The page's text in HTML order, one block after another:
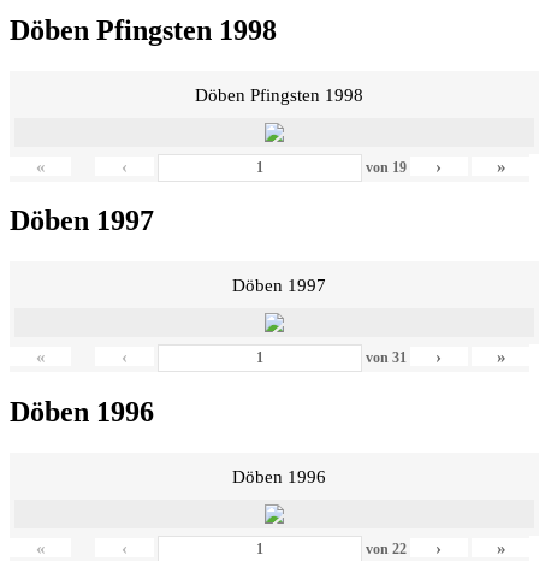
Döben Pfingsten 1998
Döben Pfingsten 1998
« ‹ von 19 › »
Döben 1997
Döben 1997
« ‹ von 31 › »
Döben 1996
Döben 1996
« ‹ von 22 › »